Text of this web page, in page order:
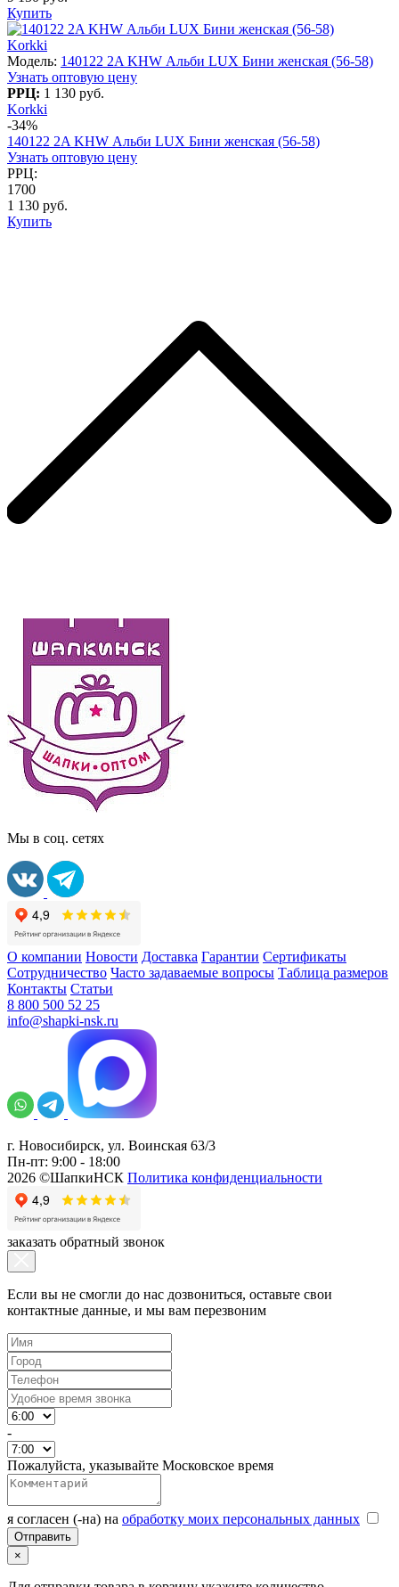
Купить
Korkki
Модель: 140122 2A KHW Альби LUX Бини женская (56-58)
Узнать оптовую цену
РРЦ: 1 130 руб.
Korkki
-34%
140122 2A KHW Альби LUX Бини женская (56-58)
Узнать оптовую цену
РРЦ:
1700
1 130 руб.
Купить
Мы в соц. сетях
О компании Новости Доставка Гарантии Сертификаты
Сотрудничество Часто задаваемые вопросы Таблица размеров
Контакты Статьи
8 800 500 52 25
info@shapki-nsk.ru
г. Новосибирск, ул. Воинская 63/3
Пн-пт: 9:00 - 18:00
2026 ©ШапкиНСК Политика конфиденциальности
заказать обратный звонок
Если вы не смогли до нас дозвониться, оставьте свои
контактные данные, и мы вам перезвоним
-
Пожалуйста, указывайте Московское время
я согласен (-на) на обработку моих персональных данных
×